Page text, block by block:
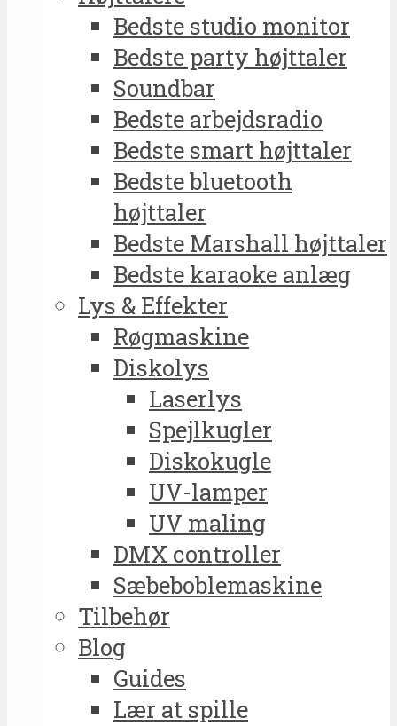
Bedste studio monitor
Bedste party højttaler
Soundbar
Bedste arbejdsradio
Bedste smart højttaler
Bedste bluetooth
højttaler
Bedste Marshall højttaler
Bedste karaoke anlæg
Lys & Effekter
Røgmaskine
Diskolys
Laserlys
Spejlkugler
Diskokugle
UV-lamper
UV maling
DMX controller
Sæbeboblemaskine
Tilbehør
Blog
Guides
Lær at spille